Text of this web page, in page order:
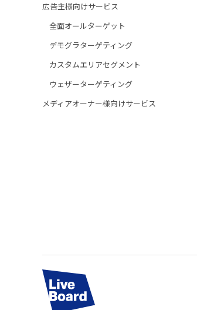
広告主様向けサービス
全面オールターゲット
デモグラターゲティング
カスタムエリアセグメント
ウェザーターゲティング
メディアオーナー様向けサービス